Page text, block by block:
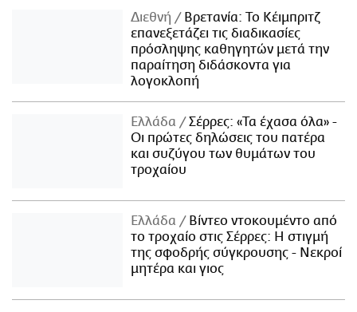
Διεθνή
Βρετανία: Το Κέιμπριτζ
επανεξετάζει τις διαδικασίες
πρόσληψης καθηγητών μετά την
παραίτηση διδάσκοντα για
λογοκλοπή
Ελλάδα
Σέρρες: «Τα έχασα όλα» -
Οι πρώτες δηλώσεις του πατέρα
και συζύγου των θυμάτων του
τροχαίου
Ελλάδα
Βίντεο ντοκουμέντο από
το τροχαίο στις Σέρρες: Η στιγμή
της σφοδρής σύγκρουσης - Νεκροί
μητέρα και γιος